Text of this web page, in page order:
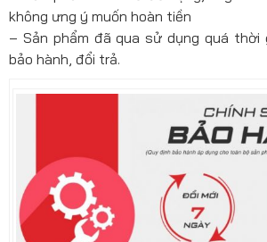
không ưng ý muốn hoàn tiền
– Sản phẩm đã qua sử dụng quá thời
bảo hành, đổi trả.